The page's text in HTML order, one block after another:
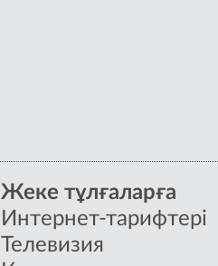
Жеке тұлғаларға
Интернет-тарифтері
Телевизия